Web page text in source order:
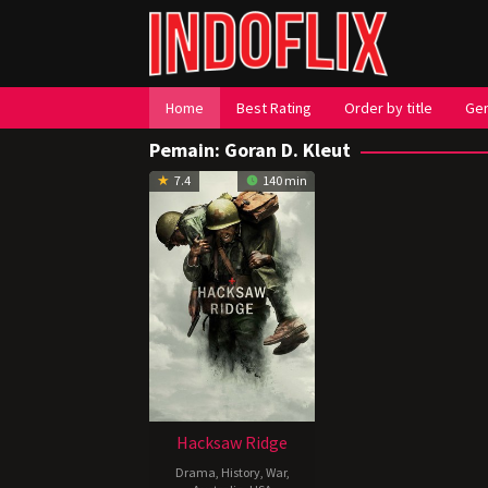
Home Best Rating Order by title
Pemain: Goran D. Kleut
7.4 140 min
Hacksaw Ridge
Drama, History, War,